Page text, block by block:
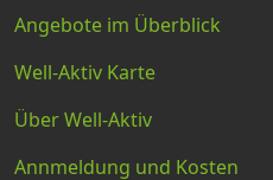
Angebote im Überblick
Well-Aktiv Karte
Über Well-Aktiv
Annmeldung und Kosten